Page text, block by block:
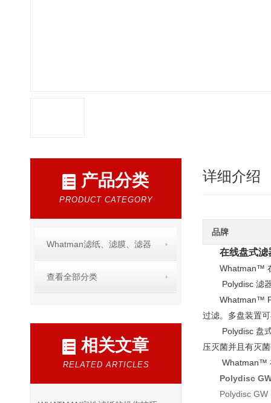
产品分类
PRODUCT CATEGORY
Whatman滤纸、滤膜、滤器
查看全部分类
相关文章
RELATED ARTICLES
详细介绍
品牌
在线盘式
Whatman™
Polydisc 滤
Whatman™
过滤。多盘装置
Polydisc 盘
压灭菌并且有灭
Whatman™
Polydisc
Polydisc